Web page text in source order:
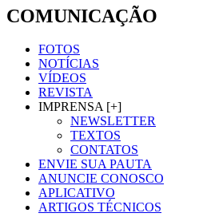
COMUNICAÇÃO
FOTOS
NOTÍCIAS
VÍDEOS
REVISTA
IMPRENSA [+]
NEWSLETTER
TEXTOS
CONTATOS
ENVIE SUA PAUTA
ANUNCIE CONOSCO
APLICATIVO
ARTIGOS TÉCNICOS